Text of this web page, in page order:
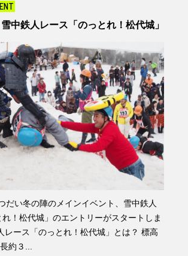
雪中鉄人レース「のっとれ！松代城」
だい冬の陣のメインイベント、雪中鉄人
れ！松代城」のエントリーがスタートしま
レース「のっとれ！松代城」とは？ 標高
約３...